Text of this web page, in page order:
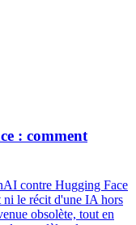
: comment
contre Hugging Face
ni le récit d'une IA hors
obsolète, tout en